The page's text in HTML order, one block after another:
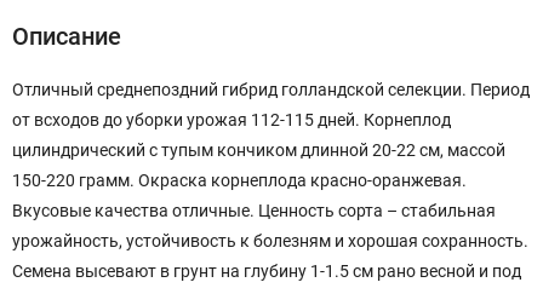
Описание
Отличный среднепоздний гибрид голландской селекции. Период
от всходов до уборки урожая 112-115 дней. Корнеплод
цилиндрический с тупым кончиком длинной 20-22 см, массой
150-220 грамм. Окраска корнеплода красно-оранжевая.
Вкусовые качества отличные. Ценность сорта – стабильная
урожайность, устойчивость к болезням и хорошая сохранность.
Семена высевают в грунт на глубину 1-1.5 см рано весной и под